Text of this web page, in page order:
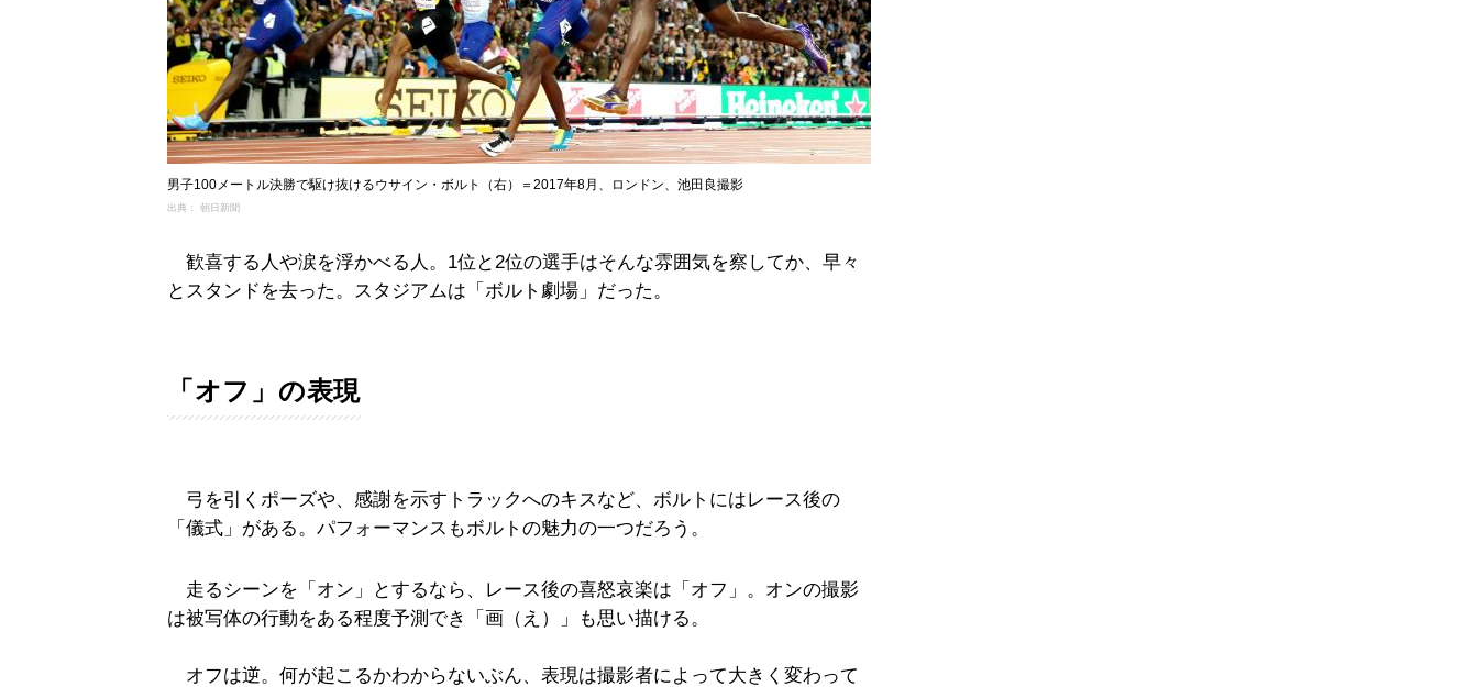
男子100メートル決勝で駆け抜けるウサイン・ボルト（右）＝2017年8月、ロンドン、池田良撮影
出典： 朝日新聞
歓喜する人や涙を浮かべる人。1位と2位の選手はそんな雰囲気を察してか、早々
とスタンドを去った。スタジアムは「ボルト劇場」だった。
「オフ」の表現
弓を引くポーズや、感謝を示すトラックへのキスなど、ボルトにはレース後の
「儀式」がある。パフォーマンスもボルトの魅力の一つだろう。
走るシーンを「オン」とするなら、レース後の喜怒哀楽は「オフ」。オンの撮影
は被写体の行動をある程度予測でき「画（え）」も思い描ける。
オフは逆。何が起こるかわからないぶん、表現は撮影者によって大きく変わって